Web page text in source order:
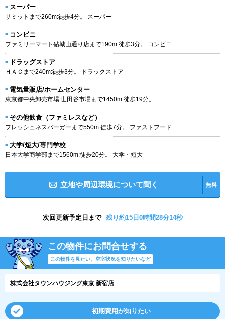
スーパー
サミットまで260m:徒歩4分。 スーパー
コンビニ
ファミリーマート砧城山通り店まで190m:徒歩3分。 コンビニ
ドラッグストア
ＨＡＣまで240m:徒歩3分。 ドラックストア
電気量販店/ホームセンター
東京都中央卸売市場 世田谷市場まで1450m:徒歩19分。
その他飲食（ファミレスなど）
フレッシュネスバーガーまで550m:徒歩7分。 ファストフード
大学/短大/専門学校
日本大学商学部まで1560m:徒歩20分。 大学・短大
立地や周辺環境について聞く 無料
次回更新予定日まで 残り約15日0時間28分13秒
この物件にお問合せする
この物件を見たい、空室状況を知りたいなど
株式会社タウンハウジング東京 新宿店
初期費用が知りたい